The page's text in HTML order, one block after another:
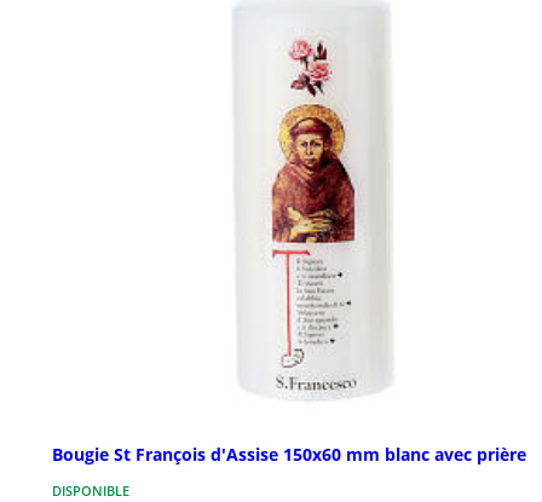
Bougie St François d'Assise 150x60 mm blanc avec prière
DISPONIBLE